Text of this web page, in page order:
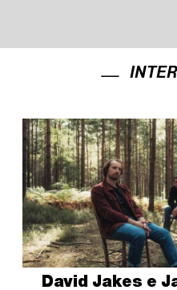
David Jakes e